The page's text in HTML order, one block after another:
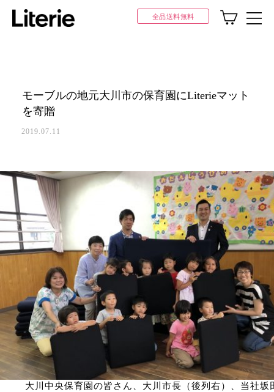
全品送料無料
モーブルの地元大川市の保育園にLiterieマット
を寄贈
2019.07.11
大川中央保育園の皆さん、大川市長（後列右）、当社坂